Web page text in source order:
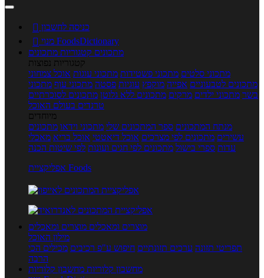
 כניסה לחשבון

מנוי FoodsDictionary
מתכונים קטגוריות מתכונים
קטגוריות נפוצות
מתכוני סלטים מתכוני פשטידות מתכוני עוגות אוכל צמחוני
מתכונים לטבעוניים אפייה מוקפץ עוגיות פסטה מתכוני עוף מתכוני
בשר מתכוני ילדים מרקים מתכונים ללא גלוטן מתכונים לסוכרתיים
טרנדים בעולם האוכל
מיוחדים
מנתח המתכונים ספר המתכונים שלי מתכוני וידאו מתכונים
עשירים מתכונים לפי מצרכים אוכל דיאטטי אוכל בריא מאכלי
עדות ספרי בישול מתכונים לפי חגים ועונות לפי שיטות הכנה
אפליקציית Foods
מוצרים ומאכלים מוצרים ומאכלים
מילון האוכל
תפריטי תזונה ערכים תזונתיים חיפוש ע"פ רכיבים מכילים הכי
הרבה
מחשבון קלוריות מחשבון קלוריות